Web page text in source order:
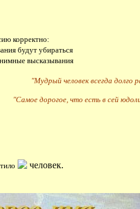
корректно:
будут убираться
высказывания
"Мудрый человек всегда
"Самое дорогое, что есть в сей
человек.